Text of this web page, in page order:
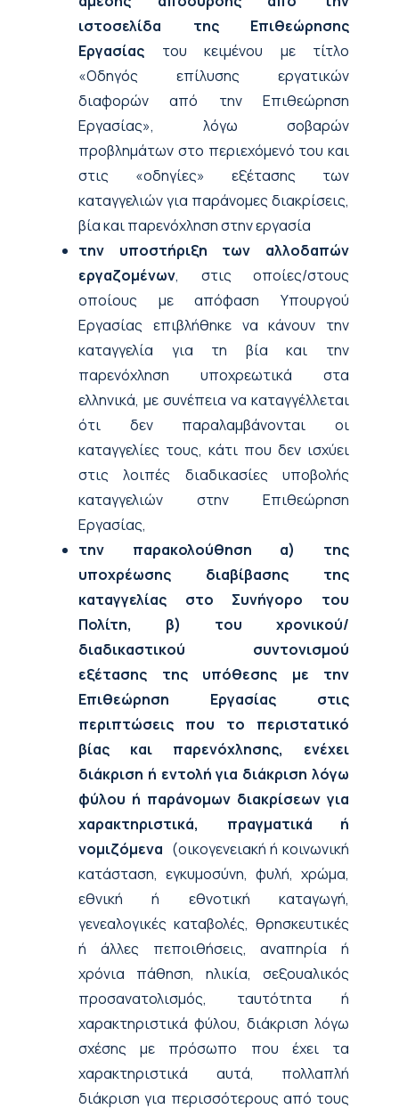
ιστοσελίδα της Επιθεώρησης
Εργασίας του κειμένου με τίτλο
«Οδηγός επίλυσης εργατικών
διαφορών από την Επιθεώρηση
Εργασίας», λόγω σοβαρών
προβλημάτων στο περιεχόμενό του και
στις «οδηγίες» εξέτασης των
καταγγελιών για παράνομες διακρίσεις,
βία και παρενόχληση στην εργασία
την υποστήριξη των αλλοδαπών
εργαζομένων, στις οποίες/στους
οποίους με απόφαση Υπουργού
Εργασίας επιβλήθηκε να κάνουν την
καταγγελία για τη βία και την
παρενόχληση υποχρεωτικά στα
ελληνικά, με συνέπεια να καταγγέλλεται
ότι δεν παραλαμβάνονται οι
καταγγελίες τους, κάτι που δεν ισχύει
στις λοιπές διαδικασίες υποβολής
καταγγελιών στην Επιθεώρηση
Εργασίας,
την παρακολούθηση α) της
υποχρέωσης διαβίβασης της
καταγγελίας στο Συνήγορο του
Πολίτη, β) του χρονικού/
διαδικαστικού συντονισμού
εξέτασης της υπόθεσης με την
Επιθεώρηση Εργασίας στις
περιπτώσεις που το περιστατικό
βίας και παρενόχλησης, ενέχει
διάκριση ή εντολή για διάκριση λόγω
φύλου ή παράνομων διακρίσεων για
χαρακτηριστικά, πραγματικά ή
νομιζόμενα (οικογενειακή ή κοινωνική
κατάσταση, εγκυμοσύνη, φυλή, χρώμα,
εθνική ή εθνοτική καταγωγή,
γενεαλογικές καταβολές, θρησκευτικές
ή άλλες πεποιθήσεις, αναπηρία ή
χρόνια πάθηση, ηλικία, σεξουαλικός
προσανατολισμός, ταυτότητα ή
χαρακτηριστικά φύλου, διάκριση λόγω
σχέσης με πρόσωπο που έχει τα
χαρακτηριστικά αυτά, πολλαπλή
διάκριση για περισσότερους από τους